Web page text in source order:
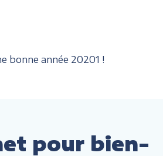
bonne année 20201 !
pour bien-